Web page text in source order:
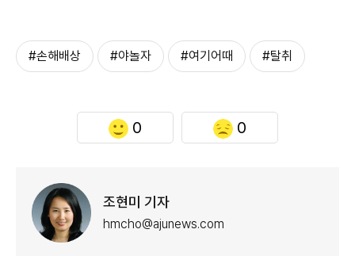
#손해배상 #야놀자 #여기어때 #탈취
0 0
조현미 기자
hmcho@ajunews.com